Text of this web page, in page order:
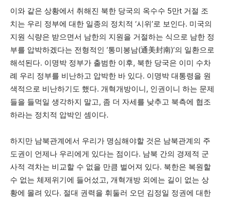
이와 같은 상황에서 취해진 북한 당국의 옥수수 5만t 거절 조
치는 우리 정부에 대한 일종의 정치적 ‘시위’로 보인다. 미국의
지원 식량은 받으면서 남한의 지원을 거절하는 식으로 남한 정
부를 압박하겠다는 전형적인 ‘통미봉남(通美封南)’의 일환으로
해석된다. 이명박 정부가 출범한 이후, 북한 당국은 이미 수차
례 우리 정부를 비난하고 압박한 바 있다. 이명박 대통령을 원
색적으로 비난하기도 했다. 개혁개방이니, 인권이니 하는 문제
들을 들먹일 생각하지 말고, 좀 더 자세를 낮추고 북측에 협조
하라는 정치적 압박인 셈이다.
하지만 남북관계에서 우리가 명심해야할 것은 남북관계의 주
도권이 언제나 우리에게 있다는 점이다. 남북 간의 경제적 군
사적 격차는 비교할 수 없을 만큼 벌어져 있다. 북한은 복원할
수 없는 체제위기에 들어섰고, 개혁개방 외에는 길이 없는 상
황에 몰려 있다. 절대 권력을 휘둘러 오던 김정일 정권에 대한